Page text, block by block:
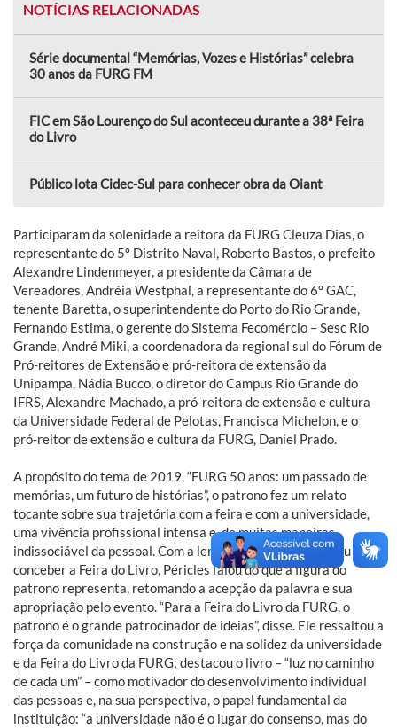
NOTÍCIAS RELACIONADAS
Série documental “Memórias, Vozes e Histórias” celebra
30 anos da FURG FM
FIC em São Lourenço do Sul aconteceu durante a 38ª Feira
do Livro
Público lota Cidec-Sul para conhecer obra da Oiant
Participaram da solenidade a reitora da FURG Cleuza Dias, o
representante do 5º Distrito Naval, Roberto Bastos, o prefeito
Alexandre Lindenmeyer, a presidente da Câmara de
Vereadores, Andréia Westphal, a representante do 6º GAC,
tenente Baretta, o superintendente do Porto do Rio Grande,
Fernando Estima, o gerente do Sistema Fecomércio – Sesc Rio
Grande, André Miki, a coordenadora da regional sul do Fórum de
Pró-reitores de Extensão e pró-reitora de extensão da
Unipampa, Nádia Bucco, o diretor do Campus Rio Grande do
IFRS, Alexandre Machado, a pró-reitora de extensão e cultura
da Universidade Federal de Pelotas, Francisca Michelon, e o
pró-reitor de extensão e cultura da FURG, Daniel Prado.
A propósito do tema de 2019, “FURG 50 anos: um passado de
memórias, um futuro de histórias”, o patrono fez um relato
tocante sobre sua trajetória com a feira e com a universidade,
uma vivência profissional intensa e, de muitas maneiras,
indissociável da pessoal. Com a lembrança de quem ajudou a
conceber a Feira do Livro, Péricles falou do que a figura do
patrono representa, retomando a acepção da palavra e sua
apropriação pelo evento. “Para a Feira do Livro da FURG, o
patrono é o grande patrocinador de ideias”, disse. Ele ressaltou a
força da comunidade na construção e na solidez da universidade
e da Feira do Livro da FURG; destacou o livro – “luz no caminho
de cada um” – como motivador do desenvolvimento individual
das pessoas e, na sua perspectiva, o papel fundamental da
instituição: “a universidade não é o lugar do consenso, mas do